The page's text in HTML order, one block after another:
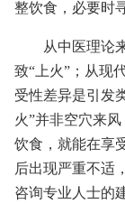
整饮食，必要时
从中医理论
致“上火”；从现
受性差异是引发
火”并非空穴来
饮食，就能在享
后出现严重不适
咨询专业人士的